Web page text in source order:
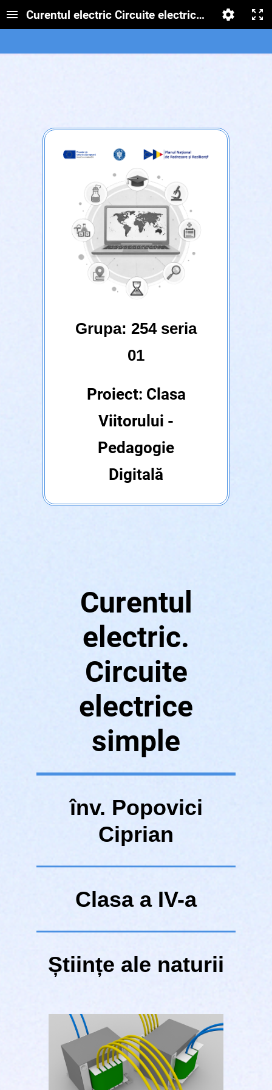
Curentul electric Circuite electrice simple
Grupa: 254 seria
01
Proiect: Clasa
Viitorului -
Pedagogie
Digitală
Curentul
electric.
Circuite
electrice
simple
înv. Popovici
Ciprian
Clasa a IV-a
Științe ale naturii